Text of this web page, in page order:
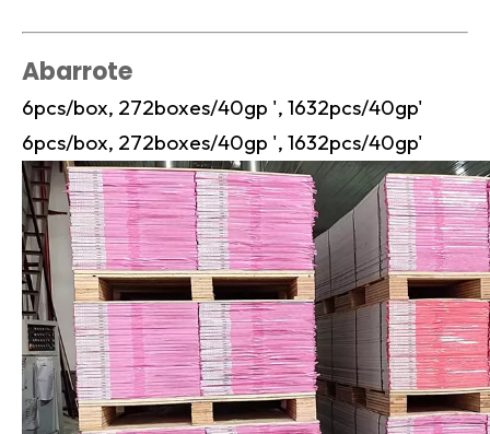
Abarrote
6pcs/box, 272boxes/40gp ', 1632pcs/40gp'
6pcs/box, 272boxes/40gp ', 1632pcs/40gp'